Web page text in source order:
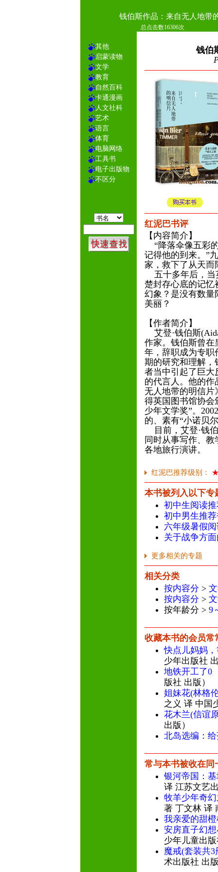
钱伯斯作品：来自无人地带
总点击数16306次
其他
启蒙读物
文学
教育
自然百科
卡通漫画
人文社科
艺术
语言
体育
电脑网络
工具书
电子出版物
不区分
钱伯
红泥巴书评
【内容简介】
“降落伞像五彩
记得他的到来。”
家，救下了从天
五十多年后，当
楚封存心底的记
幻象？是没有数量
美丽？
【作者简介】
艾登·钱伯斯
作家。钱伯斯曾在
年，辞职成为专职
期的研究和理解，
者当中引起了巨大
的代言人。他的
无人地带的明信
得英国图书馆协会
少年文学奖”。
的、素有“小诺贝
目前，艾登·钱
同时从事写作、
各地旅行演讲。
红泥巴推荐级别：
本书被列入以下专
初中生阅读
初中男生推
六年级暑假
关于战争方
更多相关的专题
相关分类
按内容分 >
按内容分 >
按年龄分 > 9
收藏本书的会员常
快点儿妈妈
少年出版社
地铁开工了0
版社 出版）
姐妹花(林格
之义 译 中国
花木兰(信谊
出版）
北岛选编：
常与本书被收在同
银河帝国：
译 江苏文艺
牧羊少年奇
著 丁文林 译
我亲爱的甜
安房直子幻
少年儿童出
魔戒(套装共3
术出版社 出